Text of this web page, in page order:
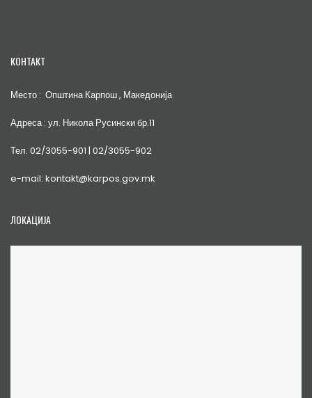
КОНТАКТ
Место : Општина Карпош , Македонија
Адреса : ул. Никола Русински бр.11
Тел. 02/3055-901 | 02/3055-902
e-mail: kontakt@karpos.gov.mk
ЛОКАЦИЈА